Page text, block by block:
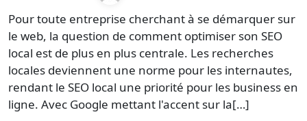
Pour toute entreprise cherchant à se démarquer sur
le web, la question de comment optimiser son SEO
local est de plus en plus centrale. Les recherches
locales deviennent une norme pour les internautes,
rendant le SEO local une priorité pour les business en
ligne. Avec Google mettant l'accent sur la[…]